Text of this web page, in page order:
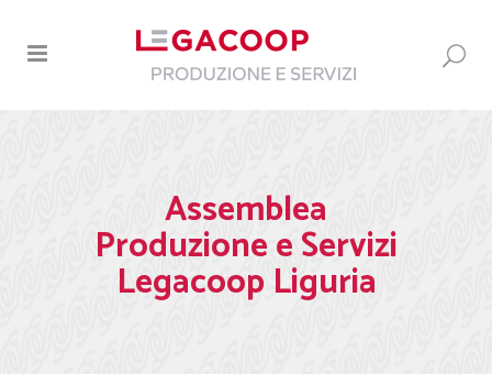
Assemblea
Produzione e Servizi
Legacoop Liguria